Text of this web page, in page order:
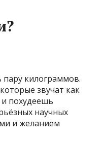
пару килограммов.
звучат как
похудеешь
научных
и желанием